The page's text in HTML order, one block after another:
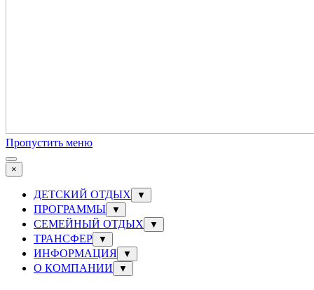
Пропустить меню
×
ДЕТСКИЙ ОТДЫХ ▼
ПРОГРАММЫ ▼
СЕМЕЙНЫЙ ОТДЫХ ▼
ТРАНСФЕР ▼
ИНФОРМАЦИЯ ▼
О КОМПАНИИ ▼